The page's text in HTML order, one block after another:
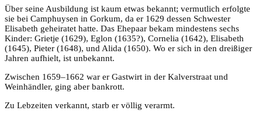
Über seine Ausbildung ist kaum etwas bekannt; vermutlich erfolgte
sie bei Camphuysen in Gorkum, da er 1629 dessen Schwester
Elisabeth geheiratet hatte. Das Ehepaar bekam mindestens sechs
Kinder: Grietje (1629), Eglon (1635?), Cornelia (1642), Elisabeth
(1645), Pieter (1648), und Alida (1650). Wo er sich in den dreißiger
Jahren aufhielt, ist unbekannt.
Zwischen 1659–1662 war er Gastwirt in der Kalverstraat und
Weinhändler, ging aber bankrott.
Zu Lebzeiten verkannt, starb er völlig verarmt.